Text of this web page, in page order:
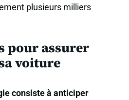
plusieurs milliers
pour assurer
voiture
consiste à anticiper